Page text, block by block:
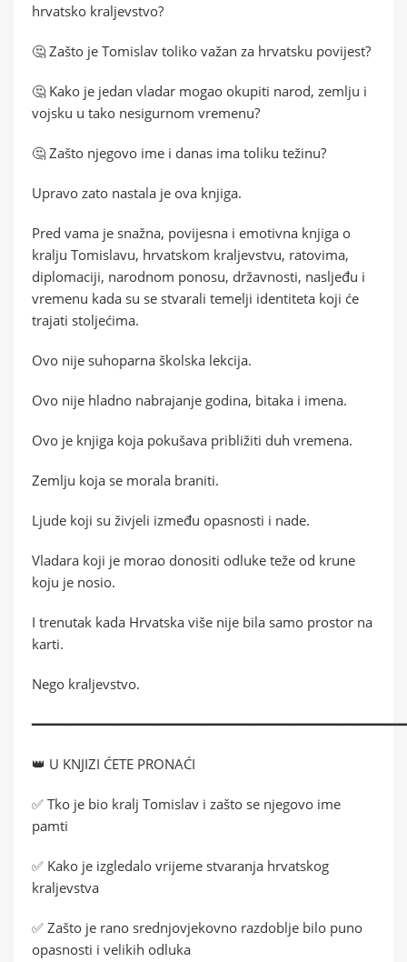
hrvatsko kraljevstvo?
🤔 Zašto je Tomislav toliko važan za hrvatsku povijest?
🤔 Kako je jedan vladar mogao okupiti narod, zemlju i
vojsku u tako nesigurnom vremenu?
🤔 Zašto njegovo ime i danas ima toliku težinu?
Upravo zato nastala je ova knjiga.
Pred vama je snažna, povijesna i emotivna knjiga o
kralju Tomislavu, hrvatskom kraljevstvu, ratovima,
diplomaciji, narodnom ponosu, državnosti, nasljeđu i
vremenu kada su se stvarali temelji identiteta koji će
trajati stoljećima.
Ovo nije suhoparna školska lekcija.
Ovo nije hladno nabrajanje godina, bitaka i imena.
Ovo je knjiga koja pokušava približiti duh vremena.
Zemlju koja se morala braniti.
Ljude koji su živjeli između opasnosti i nade.
Vladara koji je morao donositi odluke teže od krune
koju je nosio.
I trenutak kada Hrvatska više nije bila samo prostor na
karti.
Nego kraljevstvo.
👑 U KNJIZI ĆETE PRONAĆI
✅ Tko je bio kralj Tomislav i zašto se njegovo ime
pamti
✅ Kako je izgledalo vrijeme stvaranja hrvatskog
kraljevstva
✅ Zašto je rano srednjovjekovno razdoblje bilo puno
opasnosti i velikih odluka